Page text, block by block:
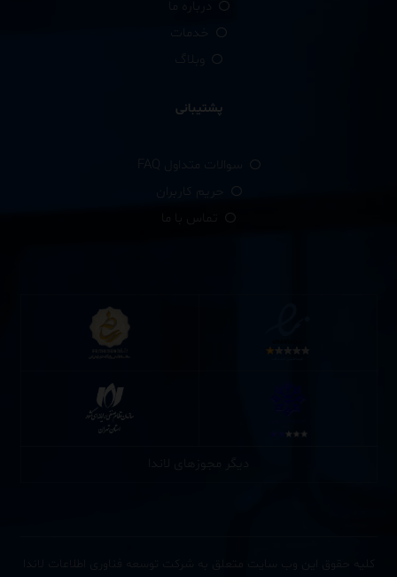
پشتیبانی
سوالات متداول FAQ
حریم کاربران
دیگر مجوزهای لاندا
کلیه حقوق این وب سایت متعلق به شرکت توسعه فناوری اطلاعات لاندا